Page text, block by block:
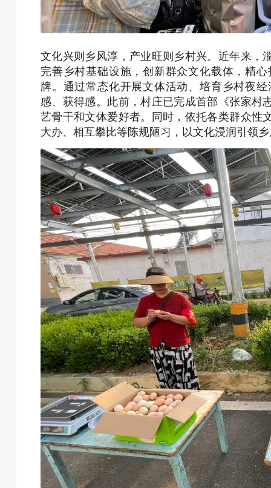
文化兴则乡风淳，产业旺则乡村兴。近年来，
完善乡村基础设施，创新群众文化载体，精
牌。通过常态化开展文体活动、培育乡村夜
感、获得感。此前，村庄已完成首部《张家村
艺骨干和文体爱好者。同时，依托各类群众性
大办、相互攀比等陈规陋习，以文化浸润引领